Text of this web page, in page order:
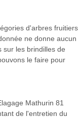
d'arbres fruitiers
ne donne aucun
sur les brindilles de
le faire pour
Mathurin 81
de l'entretien du